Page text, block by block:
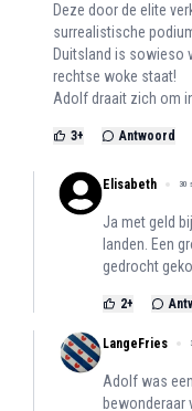
Deze door de elite
surrealistische
Duitsland is sowieso
rechtse woke staat!
Adolf draait zich om
3+ Antwoord
Elisabeth 30
Ja met geld
landen. Een
gedrocht
2+
LangeFries
Adolf was
bewonderaar